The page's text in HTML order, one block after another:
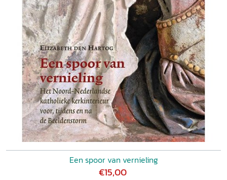
Een spoor van vernieling
€15,00